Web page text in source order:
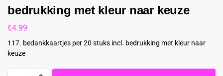
bedrukking met kleur naar keuze
€4.99
117. bedankkaartjes per 20 stuks incl. bedrukking met kleur naar
keuze